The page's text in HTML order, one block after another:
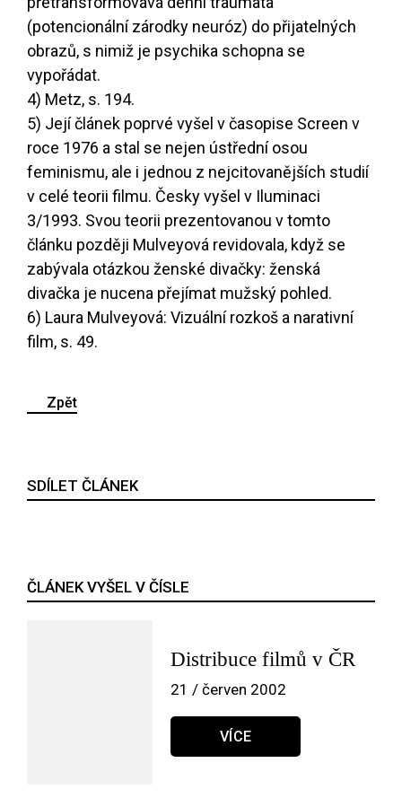
(potencionální zárodky neuróz) do přijatelných
obrazů, s nimiž je psychika schopna se
vypořádat.
4) Metz, s. 194.
5) Její článek poprvé vyšel v časopise Screen v
roce 1976 a stal se nejen ústřední osou
feminismu, ale i jednou z nejcitovanějších studií
v celé teorii filmu. Česky vyšel v Iluminaci
3/1993. Svou teorii prezentovanou v tomto
článku později Mulveyová revidovala, když se
zabývala otázkou ženské divačky: ženská
divačka je nucena přejímat mužský pohled.
6) Laura Mulveyová: Vizuální rozkoš a narativní
film, s. 49.
Zpět
SDÍLET ČLÁNEK
ČLÁNEK VYŠEL V ČÍSLE
Distribuce filmů v ČR
21 / červen 2002
VÍCE